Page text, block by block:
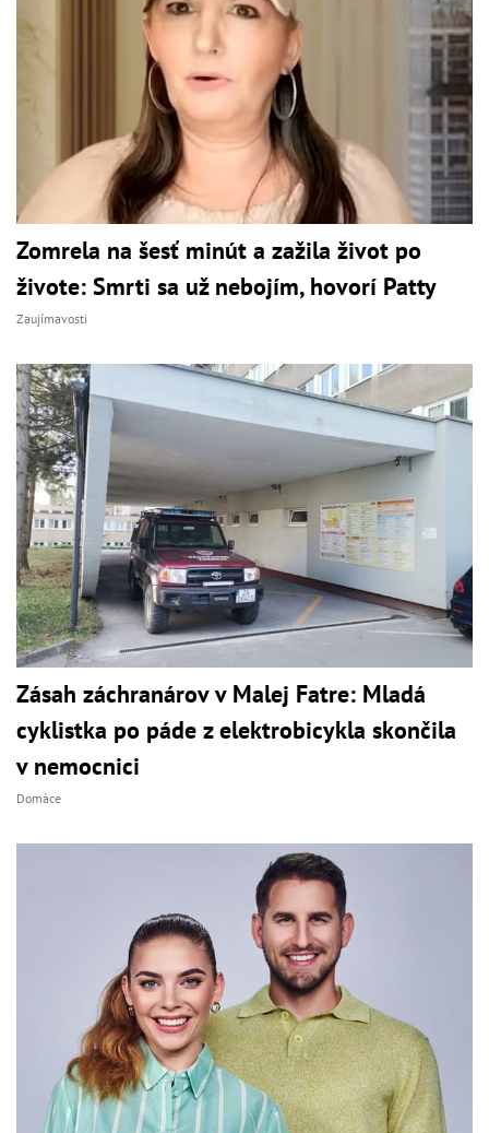
Zomrela na šesť minút a zažila život po
živote: Smrti sa už nebojím, hovorí Patty
Zaujímavosti
Zásah záchranárov v Malej Fatre: Mladá
cyklistka po páde z elektrobicykla skončila
v nemocnici
Domáce